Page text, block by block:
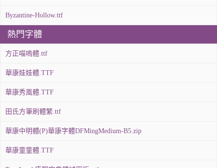
Byzantine-Hollow.ttf
熱門字體
方正喵嗚體.ttf
華康娃娃體.TTF
華康秀風體.TTF
田氏方筆刷體繁.ttf
華康中明體(P)華康字體DFMingMedium-B5.zip
華康童童體.TTF